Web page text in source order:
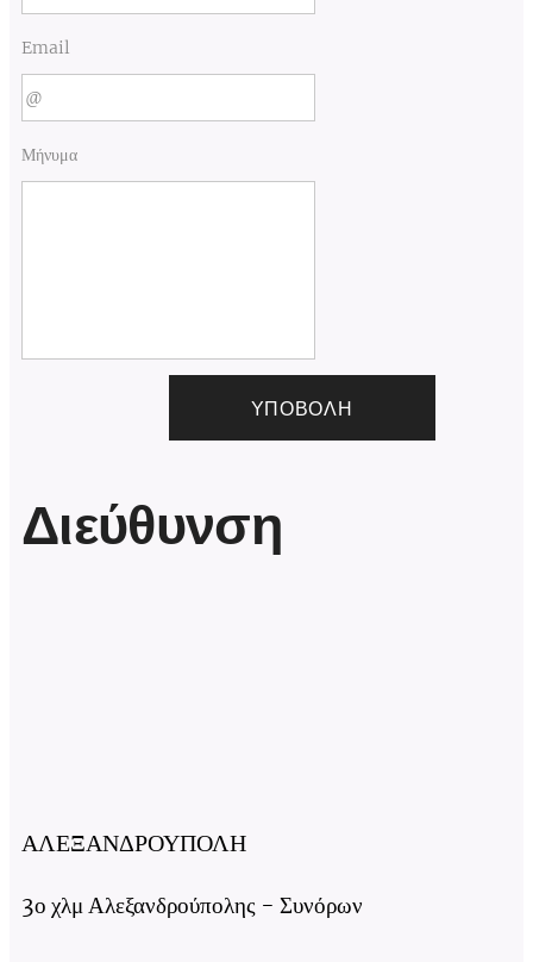
Email
Μήνυμα
ΥΠΟΒΟΛΉ
Διεύθυνση
ΑΛΕΞΑΝΔΡΟΥΠΟΛΗ
3ο χλμ Αλεξανδρούπολης - Συνόρων